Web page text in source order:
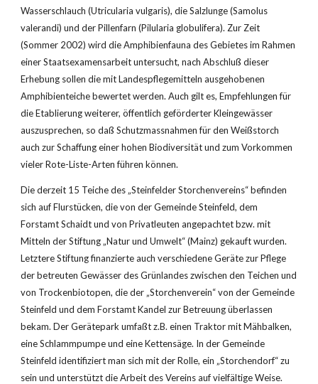
Wasserschlauch (Utricularia vulgaris), die Salzlunge (Samolus
valerandi) und der Pillenfarn (Pilularia globulifera). Zur Zeit
(Sommer 2002) wird die Amphibienfauna des Gebietes im Rahmen
einer Staatsexamensarbeit untersucht, nach Abschluß dieser
Erhebung sollen die mit Landespflegemitteln ausgehobenen
Amphibienteiche bewertet werden. Auch gilt es, Empfehlungen für
die Etablierung weiterer, öffentlich geförderter Kleingewässer
auszusprechen, so daß Schutzmassnahmen für den Weißstorch
auch zur Schaffung einer hohen Biodiversität und zum Vorkommen
vieler Rote-Liste-Arten führen können.
Die derzeit 15 Teiche des „Steinfelder Storchenvereins“ befinden
sich auf Flurstücken, die von der Gemeinde Steinfeld, dem
Forstamt Schaidt und von Privatleuten angepachtet bzw. mit
Mitteln der Stiftung „Natur und Umwelt“ (Mainz) gekauft wurden.
Letztere Stiftung finanzierte auch verschiedene Geräte zur Pflege
der betreuten Gewässer des Grünlandes zwischen den Teichen und
von Trockenbiotopen, die der „Storchenverein“ von der Gemeinde
Steinfeld und dem Forstamt Kandel zur Betreuung überlassen
bekam. Der Gerätepark umfaßt z.B. einen Traktor mit Mähbalken,
eine Schlammpumpe und eine Kettensäge. In der Gemeinde
Steinfeld identifiziert man sich mit der Rolle, ein „Storchendorf“ zu
sein und unterstützt die Arbeit des Vereins auf vielfältige Weise.